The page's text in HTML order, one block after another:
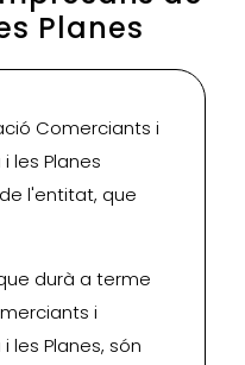
Planes
Comerciants i
les Planes
l'entitat, que
durà a terme
i
les Planes, són